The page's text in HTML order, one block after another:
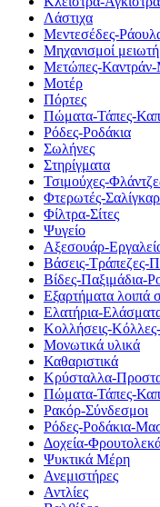
Λάστιχα
Μεντεσέδες-
Μηχανισμοί
Μετώπες-
Μοτέρ
Πόρτες
Πώματα-Τάπες-
Ρόδες-Ροδάκια
Σωλήνες
Στηρίγματα
Τσιμούχες-
Φτερωτές-
Φίλτρα-Σίτες
Ψυγείο
Αξεσουάρ-
Βάσεις-Τράπεζες-
Βίδες-Παξιμάδια-
Εξαρτήματα λοιπά
Ελατήρια-
Κολλήσεις-Κόλλες-
Μονωτικά υλικά
Καθαριστικά
Κρύσταλλα-
Πώματα-Τάπες-
Ρακόρ-Σύνδεσμοι
Ρόδες-Ροδάκια-
Δοχεία-
Ψυκτικά Μέρη
Ανεμιστήρες
Αντλίες